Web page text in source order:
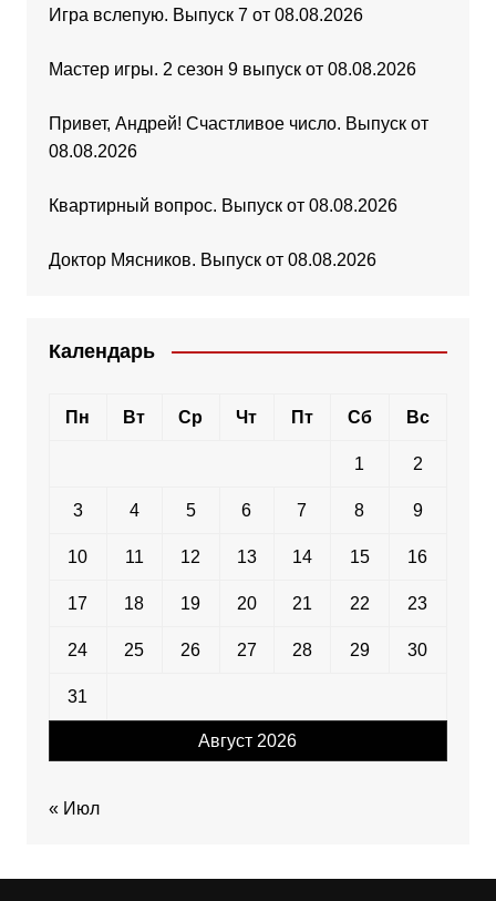
Игра вслепую. Выпуск 7 от 08.08.2026
Мастер игры. 2 сезон 9 выпуск от 08.08.2026
Привет, Андрей! Счастливое число. Выпуск от
08.08.2026
Квартирный вопрос. Выпуск от 08.08.2026
Доктор Мясников. Выпуск от 08.08.2026
Календарь
Август 2026
Пн Вт Ср Чт Пт Сб Вс
1 2
3 4 5 6 7 8 9
10 11 12 13 14 15 16
17 18 19 20 21 22 23
24 25 26 27 28 29 30
31
« Июл